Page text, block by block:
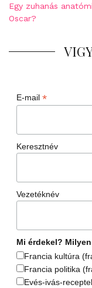
Egy zuhanás
Oscar?
E-mail *
Keresztnév
Vezetéknév
Mi érdekel?
Francia kultúra
Francia politika
Evés-ivás-